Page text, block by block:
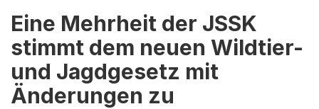
Eine Mehrheit der JSSK
stimmt dem neuen Wildtier-
und Jagdgesetz mit
Änderungen zu